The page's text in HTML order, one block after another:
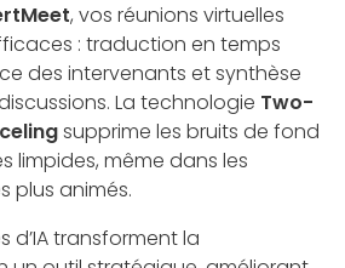
, vos réunions virtuelles
: traduction en temps
des intervenants et synthèse
La technologie Two-
supprime les bruits de fond
limpides, même dans les
plus animés.
d’IA transforment la